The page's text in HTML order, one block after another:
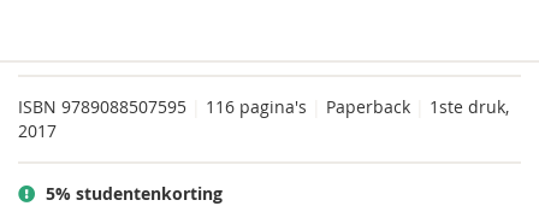
ISBN 9789088507595 116 pagina's Paperback
1ste druk,
2017
5% studentenkorting